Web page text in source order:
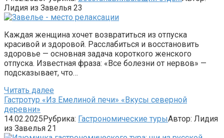
Лидия из Завелья 23
Каждая женщина хочет возвратиться из отпуска
красивой и здоровой. Расслабиться и восстановить
здоровье — основная задача короткого женского
отпуска. Известная фраза: «Все болезни от нервов» —
подсказывает, что…
Читать далее
Гастротур «Из Емелиной печи» «Вкусы северной
деревни»
14.02.2025Рубрика: Гастрономические турыАвтор: Лидия
из Завелья 21